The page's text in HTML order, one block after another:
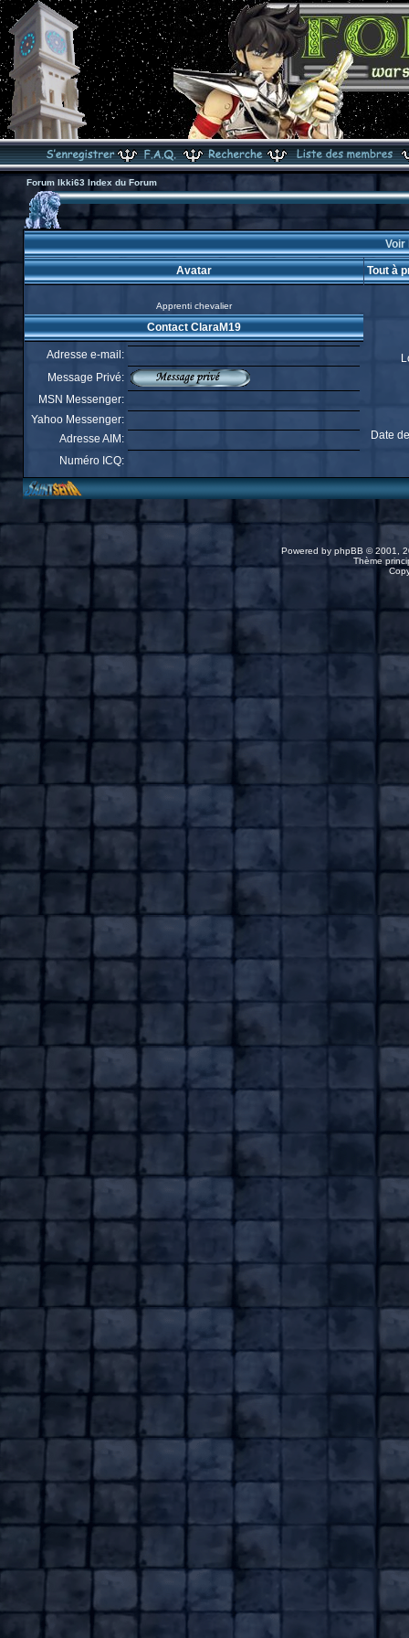
Forum Ikki63 Index du Forum
Voir
Avatar Tout à
Apprenti chevalier
Date
Contact ClaraM19
Adresse e-mail:
Message Privé:
MSN Messenger:
Yahoo Messenger:
Adresse AIM:
Numéro ICQ:
Powered by phpBB © 2001,
Thème